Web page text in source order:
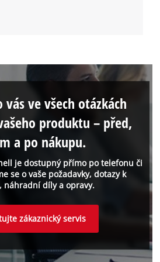
je dostupný přímo po telefonu či
se o vaše požadavky, dotazy k
náhradní díly a opravy.
vás ve všech otázkách
produktu – před,
a po nákupu.
zákaznický servis